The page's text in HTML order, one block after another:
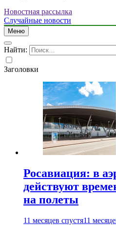
Новостная рассылка
Случайные новости
Меню
Найти:
Заголовки
Росавиация: в
действуют
на полеты
11 месяцев спустя11